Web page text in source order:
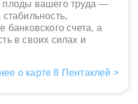
плоды вашего труда —
банковского счета, а
в своих силах и
о карте 8 Пентаклей >